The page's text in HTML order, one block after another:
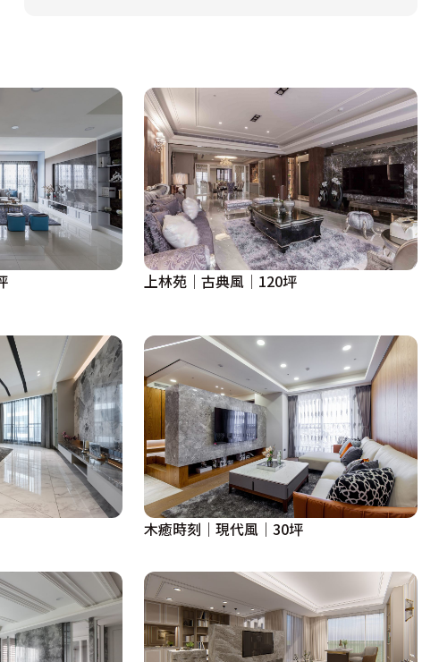
上林苑│古典風│120坪
木癒時刻｜現代風｜30坪